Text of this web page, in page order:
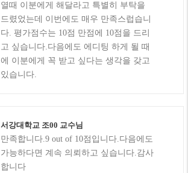
열때 이분에게 해달라고 특별히 부탁을
드렸었는데 이번에도 매우 만족스럽습니
다. 평가점수는 10점 만점에 10점을 드리
고 싶습니다.다음에도 에디팅 하게 될 때
에 이분에게 꼭 받고 싶다는 생각을 갖고
있습니다.
서강대학교 조00 교수님
만족합니다.9 out of 10점입니다.다음에도
가능하다면 계속 의뢰하고 싶습니다.감사
합니다